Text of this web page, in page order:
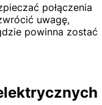
połączenia
uwagę,
powinna zostać